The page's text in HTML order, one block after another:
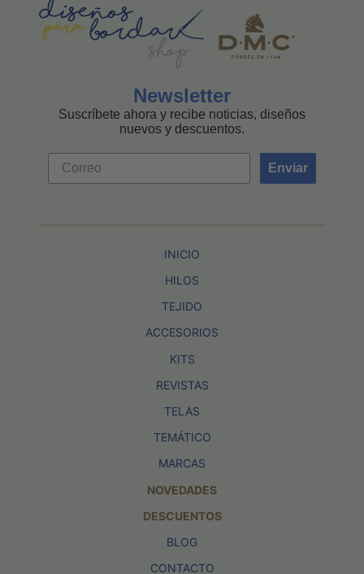
Newsletter
Suscríbete ahora y recibe noticias, diseños
nuevos y descuentos.
Enviar
INICIO
HILOS
TEJIDO
ACCESORIOS
KITS
REVISTAS
TELAS
TEMÁTICO
MARCAS
NOVEDADES
DESCUENTOS
BLOG
CONTACTO